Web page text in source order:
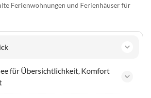
Ferienwohnungen und Ferienhäuser für
für Übersichtlichkeit, Komfort